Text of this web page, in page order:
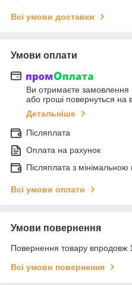
Всі умови доставки
Умови оплати
Ви отримаєте замовлення
або гроші повернуться на
Детальніше
Післяплата
Оплата на рахунок
Післяплата з
Всі умови оплати
Умови повернення
Повернення товару впродовж
Всі умови повернення